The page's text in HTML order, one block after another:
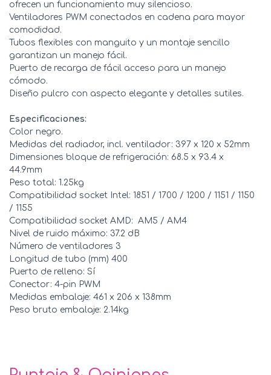
ofrecen un funcionamiento muy silencioso.
Ventiladores PWM conectados en cadena para mayor
comodidad.
Tubos flexibles con manguito y un montaje sencillo
garantizan un manejo fácil.
Puerto de recarga de fácil acceso para un manejo
cómodo.
Diseño pulcro con aspecto elegante y detalles sutiles.
Especificaciones:
Color negro.
Medidas del radiador, incl. ventilador: 397 x 120 x 52mm
Dimensiones bloque de refrigeración: 68.5 x 93.4 x
44.9mm
Peso total: 1.25kg
Compatibilidad socket Intel: 1851 / 1700 / 1200 / 1151 / 1150
/ 1155
Compatibilidad socket AMD: AM5 / AM4
Nivel de ruido máximo: 37.2 dB
Número de ventiladores 3
Longitud de tubo (mm) 400
Puerto de relleno: Sí
Conector: 4-pin PWM
Medidas embalaje: 461 x 206 x 138mm
Peso bruto embalaje: 2.14kg